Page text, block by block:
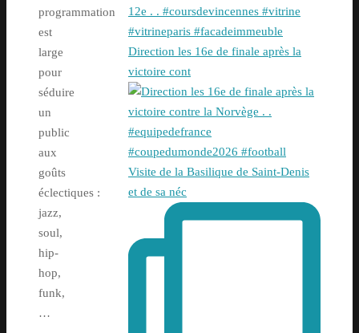
programmation
est
large
pour
séduire
un
public
aux
goûts
éclectiques :
jazz,
soul,
hip-
hop,
funk,
…
Direction les 16e de finale après la
victoire cont
Visite de la Basilique de Saint-Denis
et de sa néc